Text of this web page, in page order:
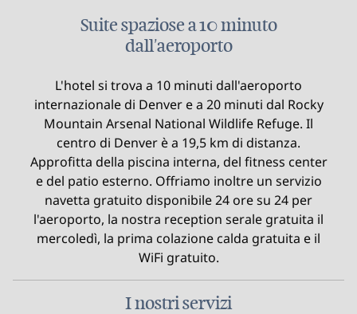
Suite spaziose a 10 minuto
dall'aeroporto
L'hotel si trova a 10 minuti dall'aeroporto
internazionale di Denver e a 20 minuti dal Rocky
Mountain Arsenal National Wildlife Refuge. Il
centro di Denver è a 19,5 km di distanza.
Approfitta della piscina interna, del fitness center
e del patio esterno. Offriamo inoltre un servizio
navetta gratuito disponibile 24 ore su 24 per
l'aeroporto, la nostra reception serale gratuita il
mercoledì, la prima colazione calda gratuita e il
WiFi gratuito.
I nostri servizi